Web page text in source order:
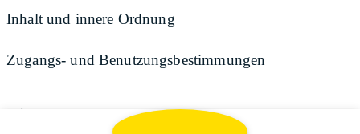
Inhalt und innere Ordnung
Zugangs- und Benutzungsbestimmungen
Teilen